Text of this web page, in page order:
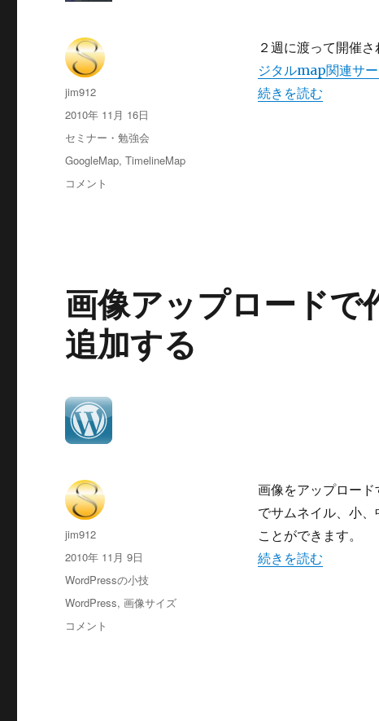
２週に渡って開催さ
ジタルmap関連サ
“TimelineMapを試
続きを読む
投
稿
jim912
投
稿
日:
2010年 11月 16日
カ
テ
リ
セミナー・勉強会
タ
GoogleMap,TimelineMap
TimelineMap
に
コメント
画像アップロードで
追加する
画像をアップロー
でサムネイル、小
ことができます。
“画像アップロード
続きを読む
投
稿
jim912
投
稿
2010年 11月 9日
カ
テ
リ
WordPressの小技
タ
WordPress,画像サイズ
画
コメント